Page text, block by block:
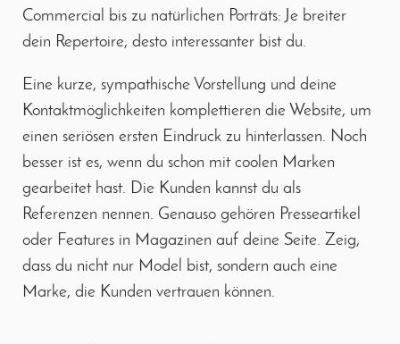
Commercial bis zu natürlichen Porträts: Je breiter
dein Repertoire, desto interessanter bist du.
Eine kurze, sympathische Vorstellung und deine
Kontaktmöglichkeiten komplettieren die Website, um
einen seriösen ersten Eindruck zu hinterlassen. Noch
besser ist es, wenn du schon mit coolen Marken
gearbeitet hast. Die Kunden kannst du als
Referenzen nennen. Genauso gehören Presseartikel
oder Features in Magazinen auf deine Seite. Zeig,
dass du nicht nur Model bist, sondern auch eine
Marke, die Kunden vertrauen können.